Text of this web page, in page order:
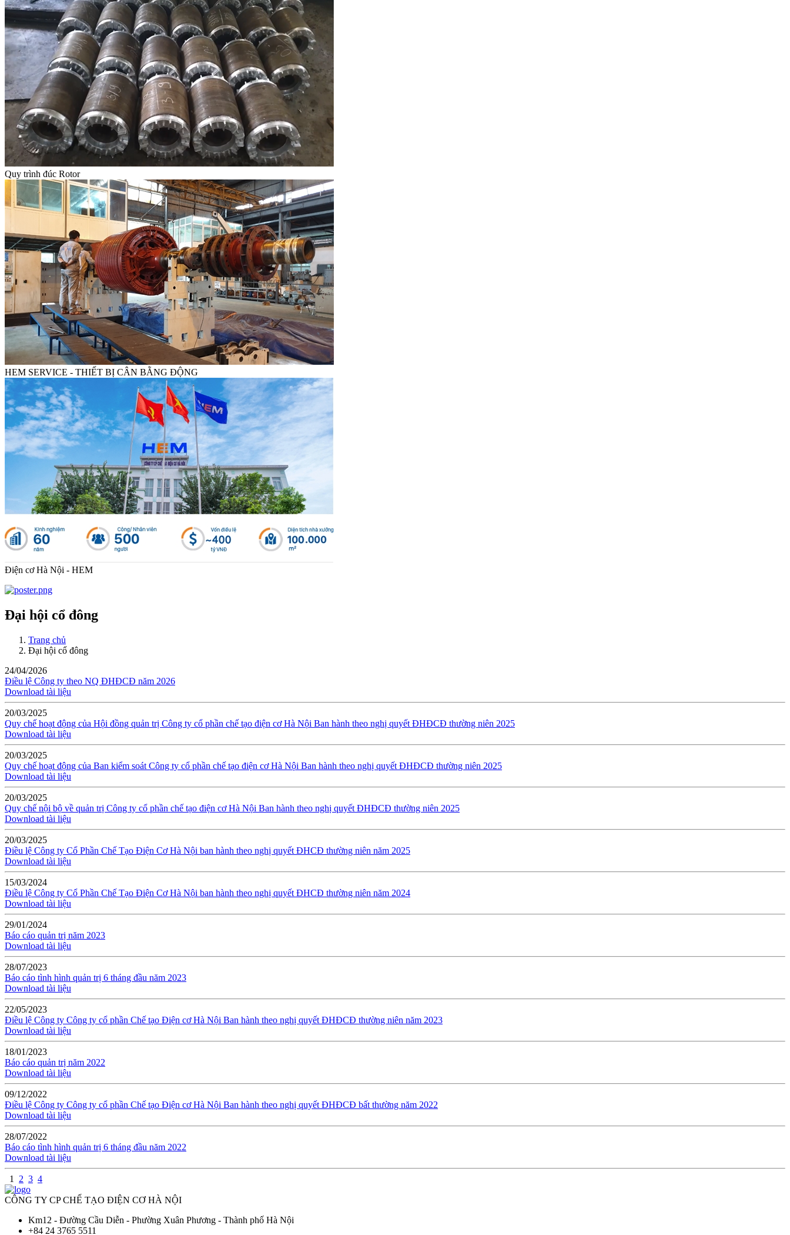
Quy trình đúc Rotor
HEM SERVICE - THIẾT BỊ CÂN BẰNG ĐỘNG
Điện cơ Hà Nội - HEM
Đại hội cổ đông
Trang chủ
Đại hội cổ đông
24/04/2026
Điều lệ Công ty theo NQ ĐHĐCĐ năm 2026
Download tài liệu
20/03/2025
Quy chế hoạt động của Hội đồng quản trị Công ty cổ phần chế tạo điện cơ Hà Nội Ban hành theo nghị quyết ĐHĐCĐ thường niên 2025
Download tài liệu
20/03/2025
Quy chế hoạt động của Ban kiểm soát Công ty cổ phần chế tạo điện cơ Hà Nội Ban hành theo nghị quyết ĐHĐCĐ thường niên 2025
Download tài liệu
20/03/2025
Quy chế nội bộ về quản trị Công ty cổ phần chế tạo điện cơ Hà Nội Ban hành theo nghị quyết ĐHĐCĐ thường niên 2025
Download tài liệu
20/03/2025
Điều lệ Công ty Cổ Phần Chế Tạo Điện Cơ Hà Nội ban hành theo nghị quyết ĐHCĐ thường niên năm 2025
Download tài liệu
15/03/2024
Điều lệ Công ty Cổ Phần Chế Tạo Điện Cơ Hà Nội ban hành theo nghị quyết ĐHCĐ thường niên năm 2024
Download tài liệu
29/01/2024
Báo cáo quản trị năm 2023
Download tài liệu
28/07/2023
Báo cáo tình hình quản trị 6 tháng đầu năm 2023
Download tài liệu
22/05/2023
Điều lệ Công ty Công ty cổ phần Chế tạo Điện cơ Hà Nội Ban hành theo nghị quyết ĐHĐCĐ thường niên năm 2023
Download tài liệu
18/01/2023
Báo cáo quản trị năm 2022
Download tài liệu
09/12/2022
Điều lệ Công ty Công ty cổ phần Chế tạo Điện cơ Hà Nội Ban hành theo nghị quyết ĐHĐCĐ bất thường năm 2022
Download tài liệu
28/07/2022
Báo cáo tình hình quản trị 6 tháng đầu năm 2022
Download tài liệu
1 2 3 4
CÔNG TY CP CHẾ TẠO ĐIỆN CƠ HÀ NỘI
Km12 - Đường Cầu Diễn - Phường Xuân Phương - Thành phố Hà Nội
+84 24 3765 5511